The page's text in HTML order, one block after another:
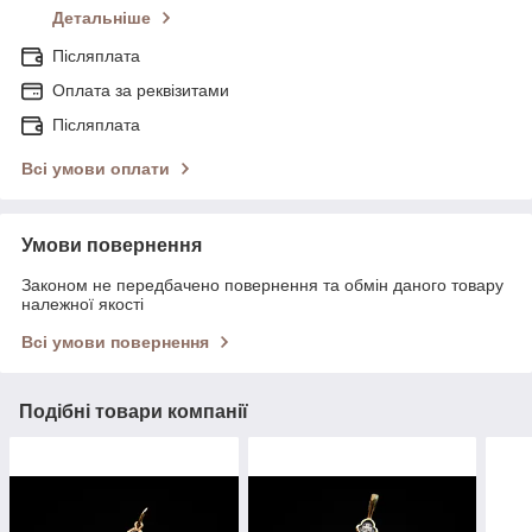
Детальніше
Післяплата
Оплата за реквізитами
Післяплата
Всі умови оплати
Умови повернення
Законом не передбачено повернення та обмін даного товару
належної якості
Всі умови повернення
Подібні товари компанії